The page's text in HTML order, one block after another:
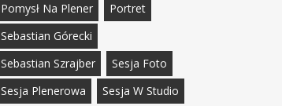
Pomysł Na Plener
Portret
Sebastian Górecki
Sebastian Szrajber
Sesja Foto
Sesja Plenerowa
Sesja W Studio